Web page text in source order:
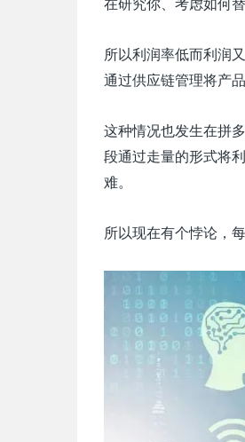
在研究你、考虑如何替
所以利润率低而利润
通过供应链管理将产
这种情况也发生在拼
段通过走量的形式将
难。
所以现在有个悖论，